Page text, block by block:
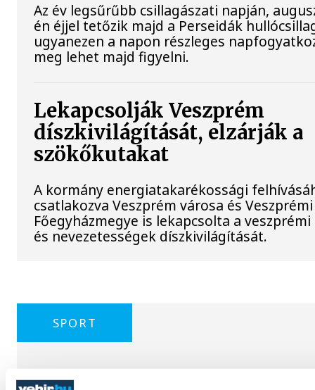
Az év legsűrűbb csillagászati napján,
én éjjel tetőzik majd a Perseidák
ugyanezen a napon részleges
meg lehet majd figyelni.
Lekapcsolják Veszprém
díszkivilágítását, elzárják a
szökőkutakat
A kormány energiatakarékossági
csatlakozva Veszprém városa és Veszprémi
Főegyházmegye is lekapcsolta a
és nevezetességek díszkivilágítását.
SPORT